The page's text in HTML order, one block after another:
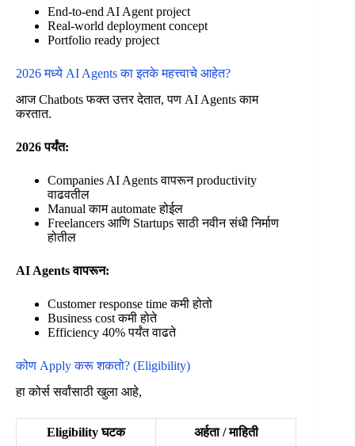
End-to-end AI Agent project
Real-world deployment concept
Portfolio ready project
2026 मध्ये AI Agents का इतके महत्त्वाचे आहेत?
आज Chatbots फक्त उत्तर देतात, पण AI Agents काम
करतात.
2026 पर्यंत:
Companies AI Agents वापरून productivity
वाढवतील
Manual काम automate होईल
Freelancers आणि Startups साठी नवीन संधी निर्माण
होतील
AI Agents वापरून:
Customer response time कमी होतो
Business cost कमी होते
Efficiency 40% पर्यंत वाढते
कोण Apply करू शकतो? (Eligibility)
हा कोर्स सर्वांसाठी खुला आहे,
Eligibility घटक अर्हता / माहिती